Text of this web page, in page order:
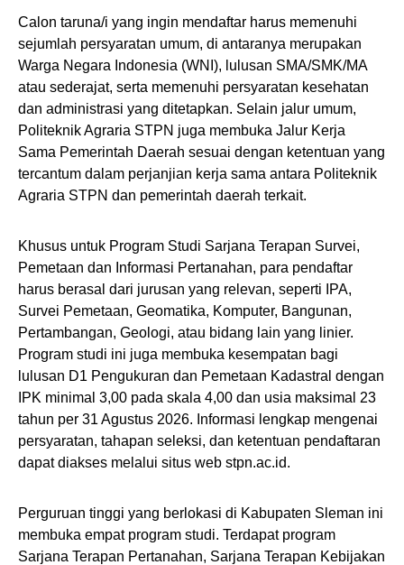
Calon taruna/i yang ingin mendaftar harus memenuhi
sejumlah persyaratan umum, di antaranya merupakan
Warga Negara Indonesia (WNI), lulusan SMA/SMK/MA
atau sederajat, serta memenuhi persyaratan kesehatan
dan administrasi yang ditetapkan. Selain jalur umum,
Politeknik Agraria STPN juga membuka Jalur Kerja
Sama Pemerintah Daerah sesuai dengan ketentuan yang
tercantum dalam perjanjian kerja sama antara Politeknik
Agraria STPN dan pemerintah daerah terkait.
Khusus untuk Program Studi Sarjana Terapan Survei,
Pemetaan dan Informasi Pertanahan, para pendaftar
harus berasal dari jurusan yang relevan, seperti IPA,
Survei Pemetaan, Geomatika, Komputer, Bangunan,
Pertambangan, Geologi, atau bidang lain yang linier.
Program studi ini juga membuka kesempatan bagi
lulusan D1 Pengukuran dan Pemetaan Kadastral dengan
IPK minimal 3,00 pada skala 4,00 dan usia maksimal 23
tahun per 31 Agustus 2026. Informasi lengkap mengenai
persyaratan, tahapan seleksi, dan ketentuan pendaftaran
dapat diakses melalui situs web stpn.ac.id.
Perguruan tinggi yang berlokasi di Kabupaten Sleman ini
membuka empat program studi. Terdapat program
Sarjana Terapan Pertanahan, Sarjana Terapan Kebijakan